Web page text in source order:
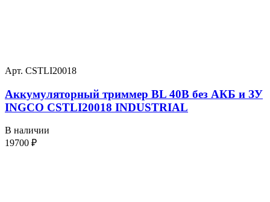
Арт. CSTLI20018
Аккумуляторный триммер BL 40В без АКБ и ЗУ
INGCO CSTLI20018 INDUSTRIAL
В наличии
19700 ₽